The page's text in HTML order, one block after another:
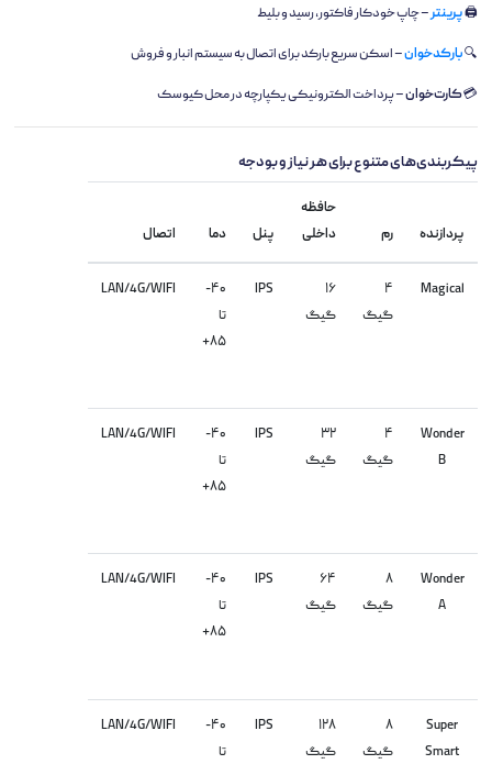
🖨️پرینتر– چاپ خودکار فاکتور، رسید و بلیط
🔍بارکدخوان– اسکن سریع بارکد برای اتصال به سیستم انبار و فروش
💳کارت‌خوان– پرداخت الکترونیکی یکپارچه در محل کیوسک
پیکربندی‌های متنوع برای هر نیاز و بودجه
پردازنده رم
حافظه
داخلی
پنل دما اتصال
Magical
۴
گیگ
۱۶
گیگ
IPS
۴۰-
تا
۸۵+
LAN/4G/WIFI
Wonder
B
۴
گیگ
۳۲
گیگ
IPS
۴۰-
تا
۸۵+
LAN/4G/WIFI
Wonder
A
۸
گیگ
۶۴
گیگ
IPS
۴۰-
تا
۸۵+
LAN/4G/WIFI
Super
Smart
۸
گیگ
۱۲۸
گیگ
IPS
۴۰-
تا
LAN/4G/WIFI